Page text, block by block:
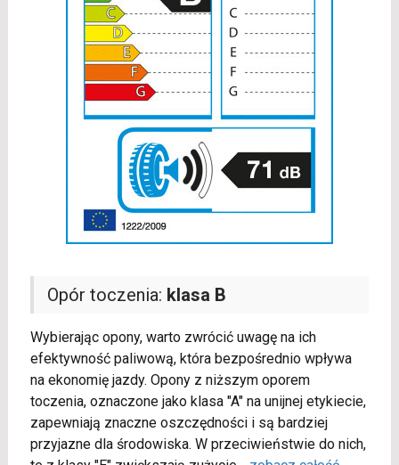
Opór toczenia: klasa B
Wybierając opony, warto zwrócić uwagę na ich
efektywność paliwową, która bezpośrednio wpływa
na ekonomię jazdy. Opony z niższym oporem
toczenia, oznaczone jako klasa "A" na unijnej etykiecie,
zapewniają znaczne oszczędności i są bardziej
przyjazne dla środowiska. W przeciwieństwie do nich,